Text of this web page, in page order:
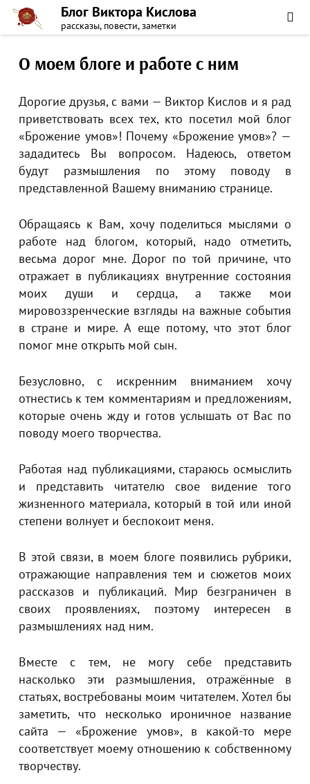
Блог Виктора Кислова
рассказы, повести, заметки
О моем блоге и работе с ним
Дорогие друзья, с вами — Виктор Кислов и я рад
приветствовать всех тех, кто посетил мой блог
«Брожение умов»! Почему «Брожение умов»? —
зададитесь Вы вопросом. Надеюсь, ответом
будут размышления по этому поводу в
представленной Вашему вниманию странице.
Обращаясь к Вам, хочу поделиться мыслями о
работе над блогом, который, надо отметить,
весьма дорог мне. Дорог по той причине, что
отражает в публикациях внутренние состояния
моих души и сердца, а также мои
мировоззренческие взгляды на важные события
в стране и мире. А еще потому, что этот блог
помог мне открыть мой сын.
Безусловно, с искренним вниманием хочу
отнестись к тем комментариям и предложениям,
которые очень жду и готов услышать от Вас по
поводу моего творчества.
Работая над публикациями, стараюсь осмыслить
и представить читателю свое видение того
жизненного материала, который в той или иной
степени волнует и беспокоит меня.
В этой связи, в моем блоге появились рубрики,
отражающие направления тем и сюжетов моих
рассказов и публикаций. Мир безграничен в
своих проявлениях, поэтому интересен в
размышлениях над ним.
Вместе с тем, не могу себе представить
насколько эти размышления, отражённые в
статьях, востребованы моим читателем. Хотел бы
заметить, что несколько ироничное название
сайта — «Брожение умов», в какой-то мере
соответствует моему отношению к собственному
творчеству.